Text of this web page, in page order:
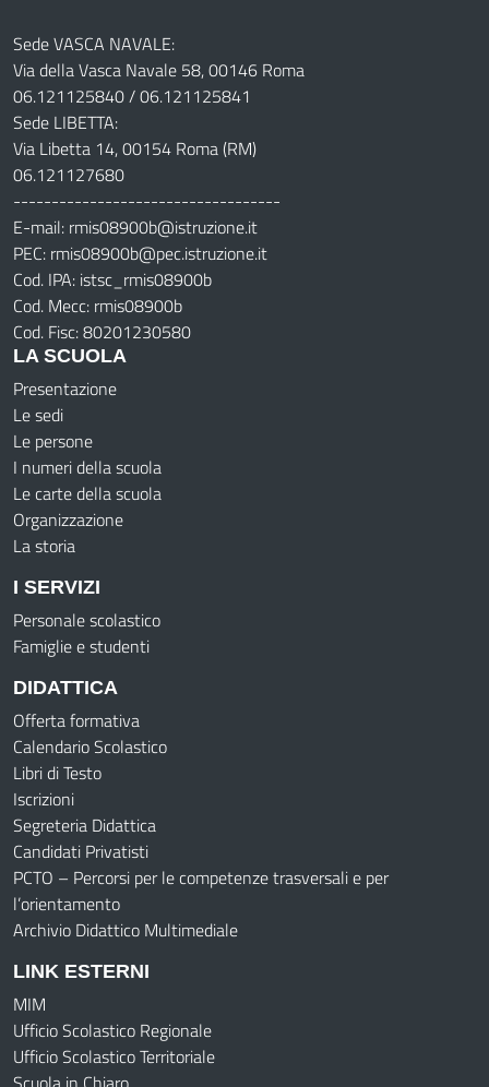
Sede VASCA NAVALE:
Via della Vasca Navale 58, 00146 Roma
06.121125840 / 06.121125841
Sede LIBETTA:
Via Libetta 14, 00154 Roma (RM)
06.121127680
-----------------------------------
E-mail: rmis08900b@istruzione.it
PEC: rmis08900b@pec.istruzione.it
Cod. IPA: istsc_rmis08900b
Cod. Mecc: rmis08900b
Cod. Fisc: 80201230580
LA SCUOLA
Presentazione
Le sedi
Le persone
I numeri della scuola
Le carte della scuola
Organizzazione
La storia
I SERVIZI
Personale scolastico
Famiglie e studenti
DIDATTICA
Offerta formativa
Calendario Scolastico
Libri di Testo
Iscrizioni
Segreteria Didattica
Candidati Privatisti
PCTO – Percorsi per le competenze trasversali e per
l’orientamento
Archivio Didattico Multimediale
LINK ESTERNI
MIM
Ufficio Scolastico Regionale
Ufficio Scolastico Territoriale